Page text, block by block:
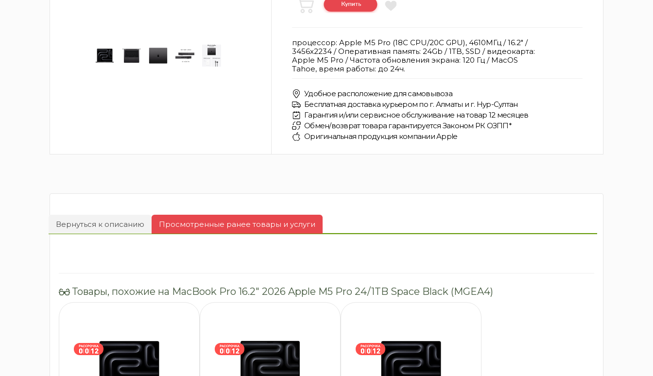
процессор: Apple M5 Pro (18C CPU/20C GPU), 4610МГц / 16.2" /
3456x2234 / Оперативная память: 24Gb / 1TB, SSD / видеокарта:
Apple M5 Pro / Частота обновления экрана: 120 Гц / MacOS
Tahoe, время работы: до 24ч.
Удобное расположение для самовывоза
Бесплатная доставка курьером по г. Алматы и г. Нур-Султан
Гарантия и/или сервисное обслуживание на товар 12 месяцев
Обмен/возврат товара гарантируется Законом РК ОЗПП*
Оригинальная продукция компании Apple
Вернуться к описанию Просмотренные ранее товары и услуги
Товары, похожие на MacBook Pro 16.2″ 2026 Apple M5 Pro 24/1TB Space Black (MGEA4)